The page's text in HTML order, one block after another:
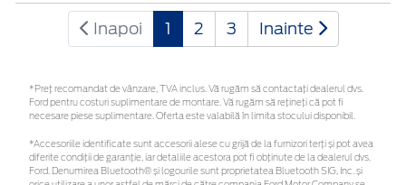
Inapoi 1 2 3 Inainte
*Preţ recomandat de vânzare, TVA inclus. Vă rugăm să contactaţi dealerul dvs.
Ford pentru costuri suplimentare de montare. Vă rugăm să rețineți că pot fi
necesare piese suplimentare. Oferta este valabilă în limita stocului disponibil.
*Accesoriile identificate sunt accesorii alese cu grijă de la furnizori terți și pot avea
diferite condiții de garanție, iar detaliile acestora pot fi obținute de la dealerul dvs.
Ford. Denumirea Bluetooth® și logourile sunt proprietatea Bluetooth SIG, Inc. și